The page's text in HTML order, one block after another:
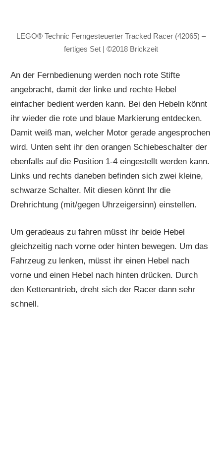
LEGO® Technic Ferngesteuerter Tracked Racer (42065) –
fertiges Set | ©2018 Brickzeit
An der Fernbedienung werden noch rote Stifte
angebracht, damit der linke und rechte Hebel
einfacher bedient werden kann. Bei den Hebeln könnt
ihr wieder die rote und blaue Markierung entdecken.
Damit weiß man, welcher Motor gerade angesprochen
wird. Unten seht ihr den orangen Schiebeschalter der
ebenfalls auf die Position 1-4 eingestellt werden kann.
Links und rechts daneben befinden sich zwei kleine,
schwarze Schalter. Mit diesen könnt Ihr die
Drehrichtung (mit/gegen Uhrzeigersinn) einstellen.
Um geradeaus zu fahren müsst ihr beide Hebel
gleichzeitig nach vorne oder hinten bewegen. Um das
Fahrzeug zu lenken, müsst ihr einen Hebel nach
vorne und einen Hebel nach hinten drücken. Durch
den Kettenantrieb, dreht sich der Racer dann sehr
schnell.